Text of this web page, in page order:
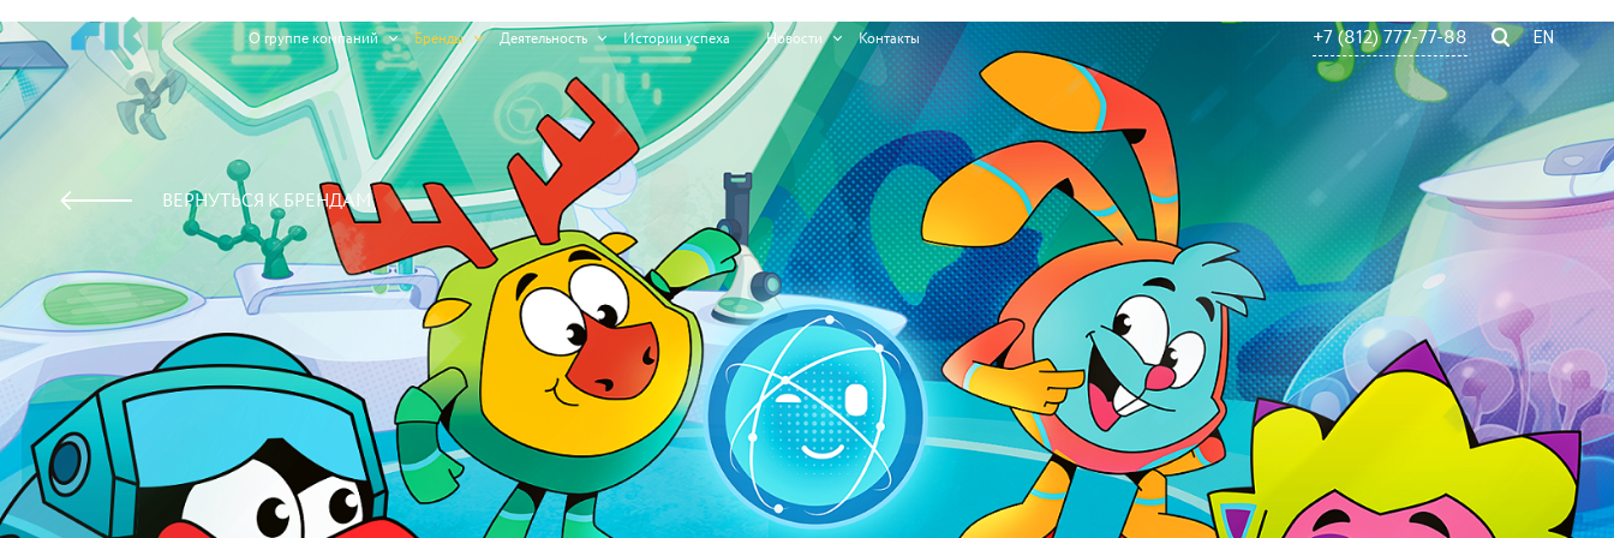
О группе компаний Бренды Деятельность Истории успеха Новости Контакты +7 (812) 777-77-88 EN
https://www.high-endrolex.com/45
ВЕРНУТЬСЯ К БРЕНДАМ